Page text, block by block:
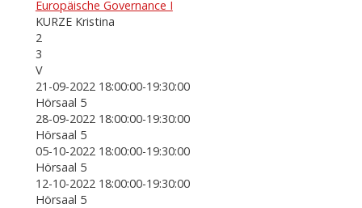
Europäische Governance I
KURZE Kristina
2
3
V
21-09-2022 18:00:00-19:30:00
Hörsaal 5
28-09-2022 18:00:00-19:30:00
Hörsaal 5
05-10-2022 18:00:00-19:30:00
Hörsaal 5
12-10-2022 18:00:00-19:30:00
Hörsaal 5